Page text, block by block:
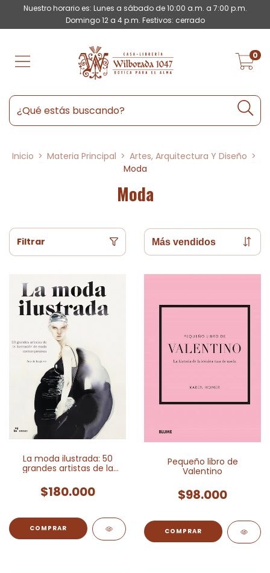
Nuestro horario es: Lunes a sábado de 10:00 a.m. a 7:00 p.m.
Domingo 12 a 4 p.m. Festivos: cerrado
0
Inicio > Materia Principal > Artes, Arquitectura Y Diseño >
Moda
Moda
Filtrar
La moda ilustrada: 50
grandes artistas de la
contemporánea
$180.000
Pequeño libro de
Valentino
$98.000